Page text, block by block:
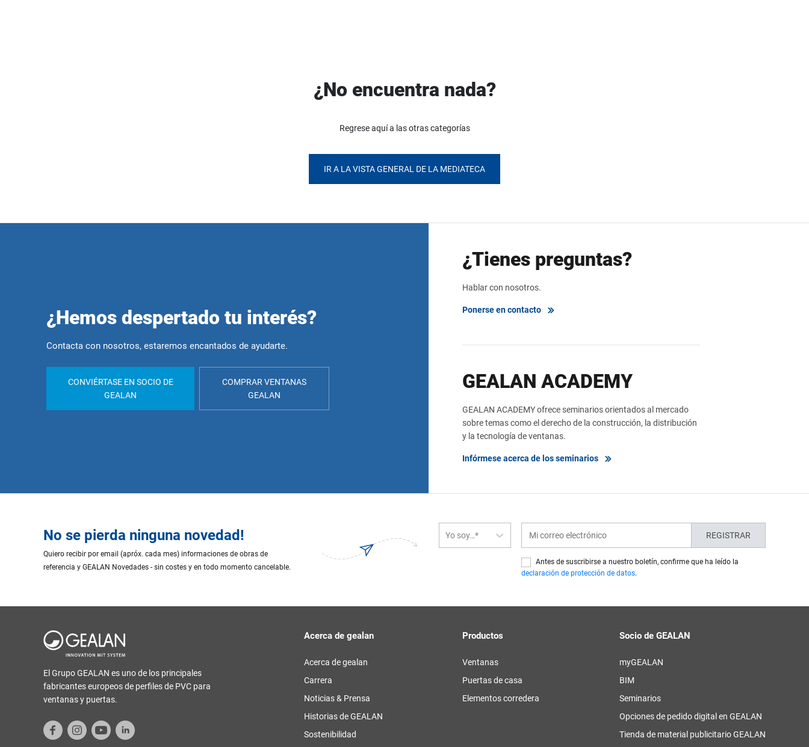
¿No encuentra nada?
Regrese aquí a las otras categorías
IR A LA VISTA GENERAL DE LA MEDIATECA
¿Hemos despertado tu interés?
Contacta con nosotros, estaremos encantados de ayudarte.
CONVIÉRTASE EN SOCIO DE
GEALAN
COMPRAR VENTANAS
GEALAN
¿Tienes preguntas?
Hablar con nosotros.
Ponerse en contacto
GEALAN ACADEMY
GEALAN ACADEMY ofrece seminarios orientados al mercado
sobre temas como el derecho de la construcción, la distribución
y la tecnología de ventanas.
Infórmese acerca de los seminarios
No se pierda ninguna novedad!
Quiero recibir por email (apróx. cada mes) informaciones de obras de
referencia y GEALAN Novedades - sin costes y en todo momento cancelable.
Yo soy…* REGISTRAR
Antes de suscribirse a nuestro boletín, confirme que ha leído la
declaración de protección de datos.
El Grupo GEALAN es uno de los principales
fabricantes europeos de perfiles de PVC para
ventanas y puertas.
Acerca de gealan
Acerca de gealan
Carrera
Noticias & Prensa
Historias de GEALAN
Sostenibilidad
Productos
Ventanas
Puertas de casa
Elementos corredera
Socio de GEALAN
myGEALAN
BIM
Seminarios
Opciones de pedido digital en GEALAN
Tienda de material publicitario GEALAN